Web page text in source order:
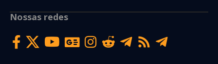
Nossas redes